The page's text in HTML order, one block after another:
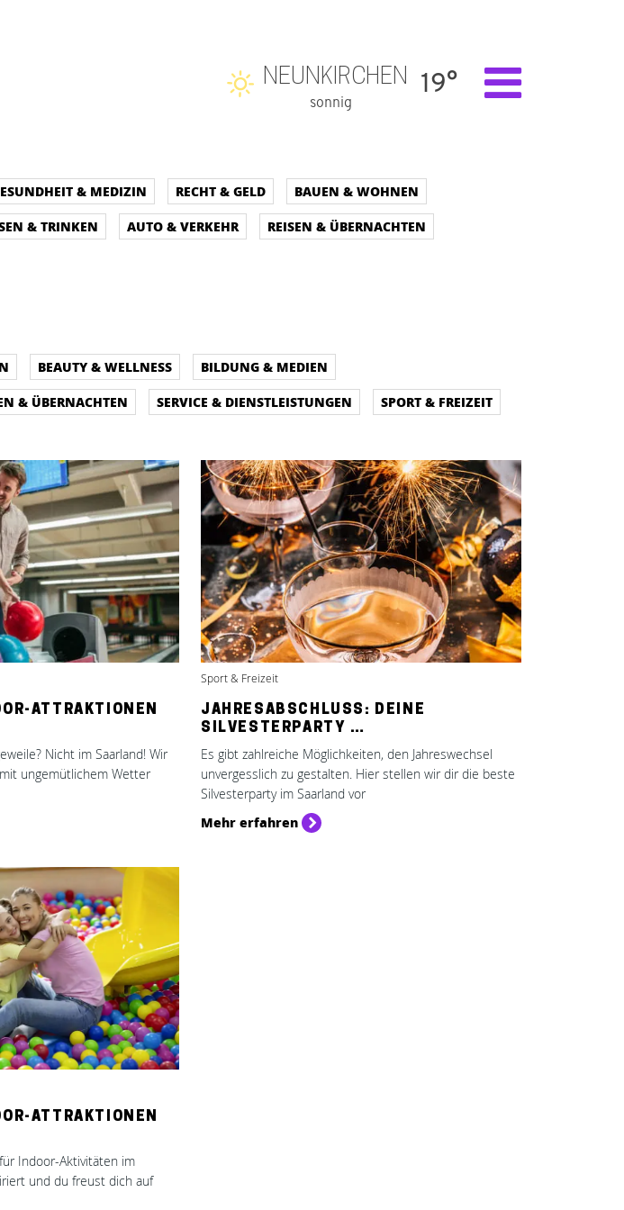
NEUNKIRCHEN
sonnig
19°
& MEDIZIN RECHT & GELD
BAUEN & WOHNEN
& TRINKEN AUTO & VERKEHR
REISEN & ÜBERNACHTEN
BEAUTY & WELLNESS
BILDUNG & MEDIEN
& ÜBERNACHTEN SERVICE & DIENSTLEISTUNGEN SPORT & FREIZEIT
ATTRAKTIONEN
Nicht im Saarland! Wir
ungemütlichem Wetter
Sport & Freizeit
JAHRESABSCHLUSS: DEINE
SILVESTERPARTY …
Es gibt zahlreiche Möglichkeiten, den Jahreswechsel
unvergesslich zu gestalten. Hier stellen wir dir die beste
Silvesterparty im Saarland vor
Mehr erfahren
ATTRAKTIONEN
Indoor-Aktivitäten im
und du freust dich auf